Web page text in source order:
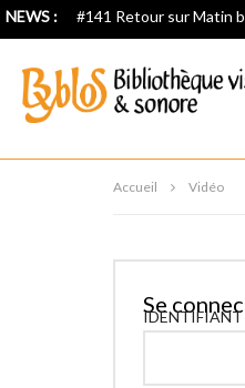
NEWS : #141 Retour sur Matin
Accueil Vidéo
Se
IDENTIFIANT